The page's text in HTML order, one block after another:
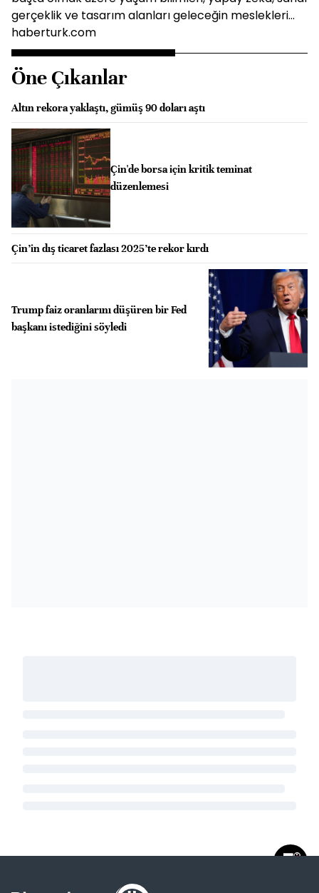
gerçeklik ve tasarım alanları geleceğin meslekleri...
haberturk.com
Öne Çıkanlar
Altın rekora yaklaştı, gümüş 90 doları aştı
Çin'de borsa için kritik teminat
düzenlemesi
Çin’in dış ticaret fazlası 2025’te rekor kırdı
Trump faiz oranlarını düşüren bir Fed
başkanı istediğini söyledi